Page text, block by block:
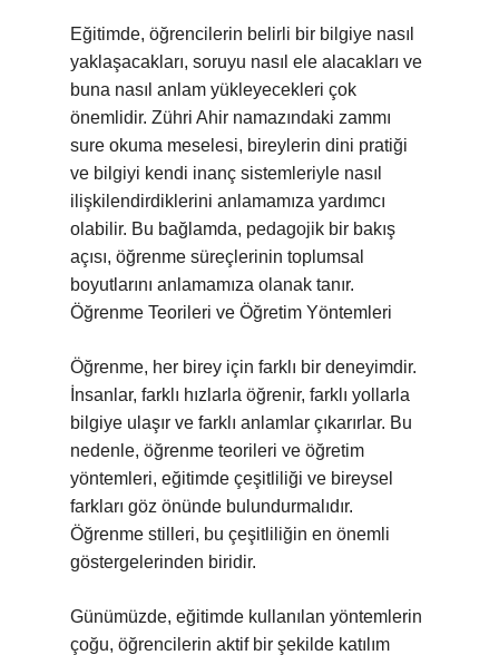
Eğitimde, öğrencilerin belirli bir bilgiye nasıl
yaklaşacakları, soruyu nasıl ele alacakları ve
buna nasıl anlam yükleyecekleri çok
önemlidir. Zühri Ahir namazındaki zammı
sure okuma meselesi, bireylerin dini pratiği
ve bilgiyi kendi inanç sistemleriyle nasıl
ilişkilendirdiklerini anlamamıza yardımcı
olabilir. Bu bağlamda, pedagojik bir bakış
açısı, öğrenme süreçlerinin toplumsal
boyutlarını anlamamıza olanak tanır.
Öğrenme Teorileri ve Öğretim Yöntemleri
Öğrenme, her birey için farklı bir deneyimdir.
İnsanlar, farklı hızlarla öğrenir, farklı yollarla
bilgiye ulaşır ve farklı anlamlar çıkarırlar. Bu
nedenle, öğrenme teorileri ve öğretim
yöntemleri, eğitimde çeşitliliği ve bireysel
farkları göz önünde bulundurmalıdır.
Öğrenme stilleri, bu çeşitliliğin en önemli
göstergelerinden biridir.
Günümüzde, eğitimde kullanılan yöntemlerin
çoğu, öğrencilerin aktif bir şekilde katılım